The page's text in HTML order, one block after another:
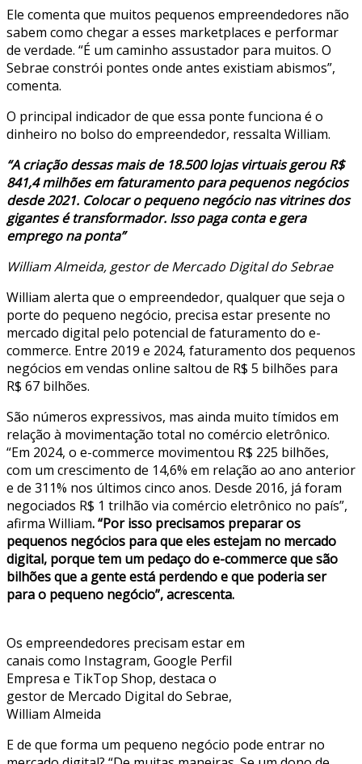
Ele comenta que muitos pequenos empreendedores não
sabem como chegar a esses marketplaces e performar
de verdade. “É um caminho assustador para muitos. O
Sebrae constrói pontes onde antes existiam abismos”,
comenta.
O principal indicador de que essa ponte funciona é o
dinheiro no bolso do empreendedor, ressalta William.
“A criação dessas mais de 18.500 lojas virtuais gerou R$
841,4 milhões em faturamento para pequenos negócios
desde 2021. Colocar o pequeno negócio nas vitrines dos
gigantes é transformador. Isso paga conta e gera
emprego na ponta”
William Almeida, gestor de Mercado Digital do Sebrae
William alerta que o empreendedor, qualquer que seja o
porte do pequeno negócio, precisa estar presente no
mercado digital pelo potencial de faturamento do e-
commerce. Entre 2019 e 2024, faturamento dos pequenos
negócios em vendas online saltou de R$ 5 bilhões para
R$ 67 bilhões.
São números expressivos, mas ainda muito tímidos em
relação à movimentação total no comércio eletrônico.
“Em 2024, o e-commerce movimentou R$ 225 bilhões,
com um crescimento de 14,6% em relação ao ano anterior
e de 311% nos últimos cinco anos. Desde 2016, já foram
negociados R$ 1 trilhão via comércio eletrônico no país”,
afirma William. “Por isso precisamos preparar os
pequenos negócios para que eles estejam no mercado
digital, porque tem um pedaço do e-commerce quesão
bilhões que a gente está perdendo e que poderia ser
para o pequeno negócio”, acrescenta.
Os empreendedores precisam estar em
canais como Instagram, Google Perfil
Empresa e TikTop Shop, destaca o
gestor de Mercado Digital do Sebrae,
William Almeida
E de que forma um pequeno negócio pode entrar no